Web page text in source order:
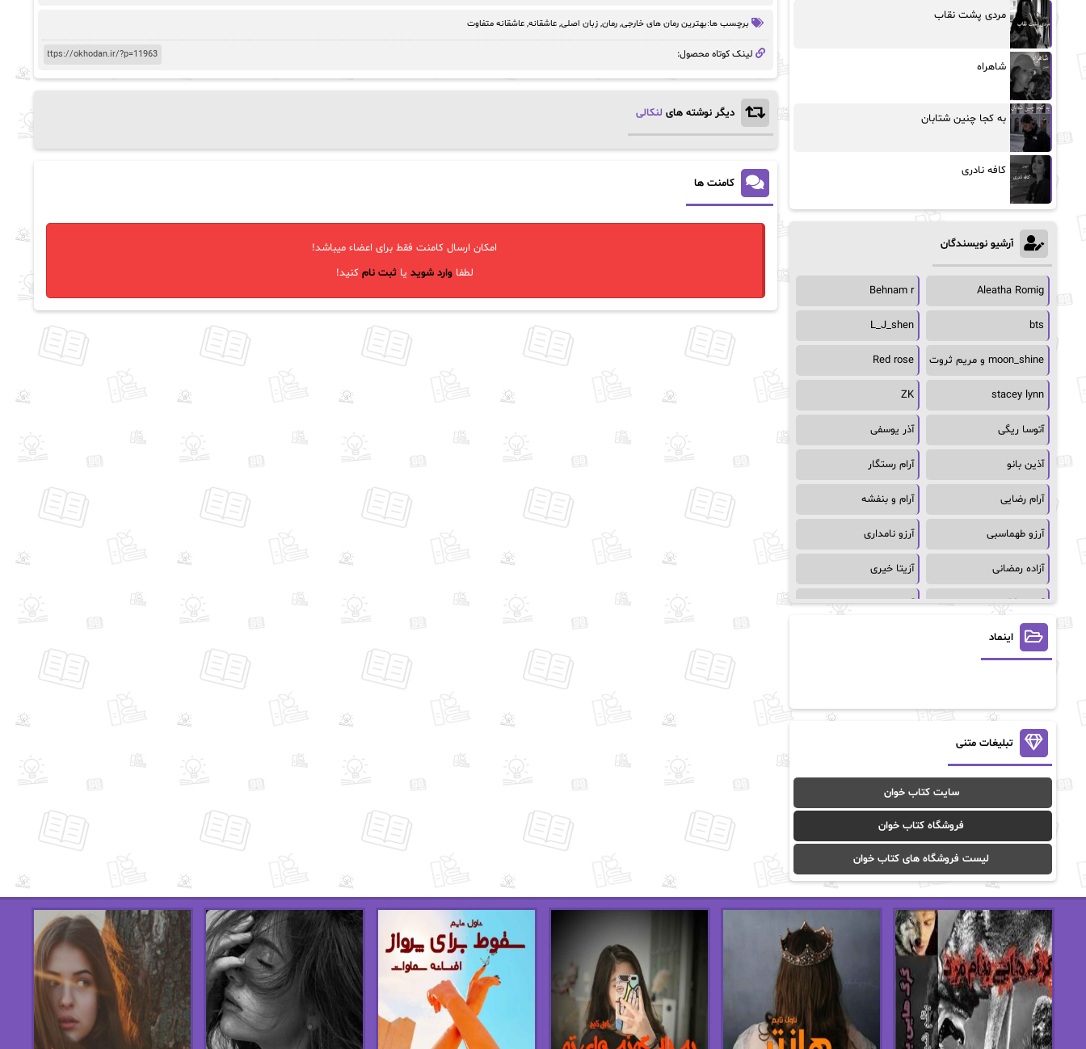
برچسب ها:بهترین رمان های خارجی, رمان, زبان اصلی, عاشقانه, عاشقانه متفاوت
لینک کوتاه محصول:
دیگر نوشته های لنکالی
کامنت ها
امکان ارسال کامنت فقط برای اعضاء میباشد!
لطفاوارد شوید یاثبت نام کنید!
مردی پشت نقاب
شاهراه
به کجا چنین شتابان
کافه نادری
آرشیو نویسندگان
Aleatha Romig
Behnam r
bts
L_J_shen
moon_shine و مریم ثروت Red rose
stacey lynn
ZK
آتوسا ریگی آذر یوسفی
آذین بانو آرام رستگار
آرام رضایی آرام و بنفشه
آرزو طهماسبی آرزو نامداری
آزاده رمضانی آزیتا خیری
آسمان64 آسمان۶۵
آسیه احمدی
آن ماری سلینکو آنا تاد
آنالیا
آوا موسوی آیدا (Aixi)
آیدا باقری آیسان صادقی
ا_اصغر زاده ا_اصغرزاده
اریک مورگنشترن از نیلوفر لاری
استفانی مهیر استل مسکم
اسما کافی اصغر زاده
افسانه سماوات اکرم محمدی
ال جی اسمیت الف صاد
اینماد
تبلیغات متنی
سایت کتاب خوان
فروشگاه کتاب خوان
لیست فروشگاه های کتاب خوان